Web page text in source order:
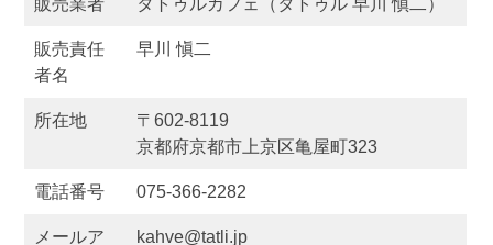
販売業者 タトゥルカフェ（タトゥル 早川 愼二）
販売責任
者名
早川 愼二
所在地
〒602-8119
京都府京都市上京区亀屋町323
電話番号 075-366-2282
メールア
kahve@tatli.jp